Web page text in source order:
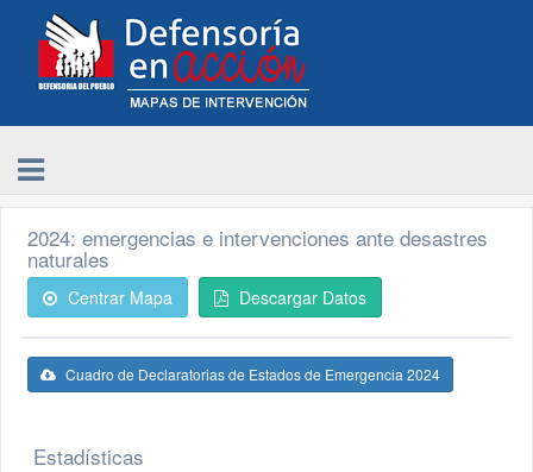
2024: emergencias e intervenciones ante desastres
naturales
Centrar Mapa Descargar Datos
Cuadro de Declaratorias de Estados de Emergencia 2024
Estadísticas